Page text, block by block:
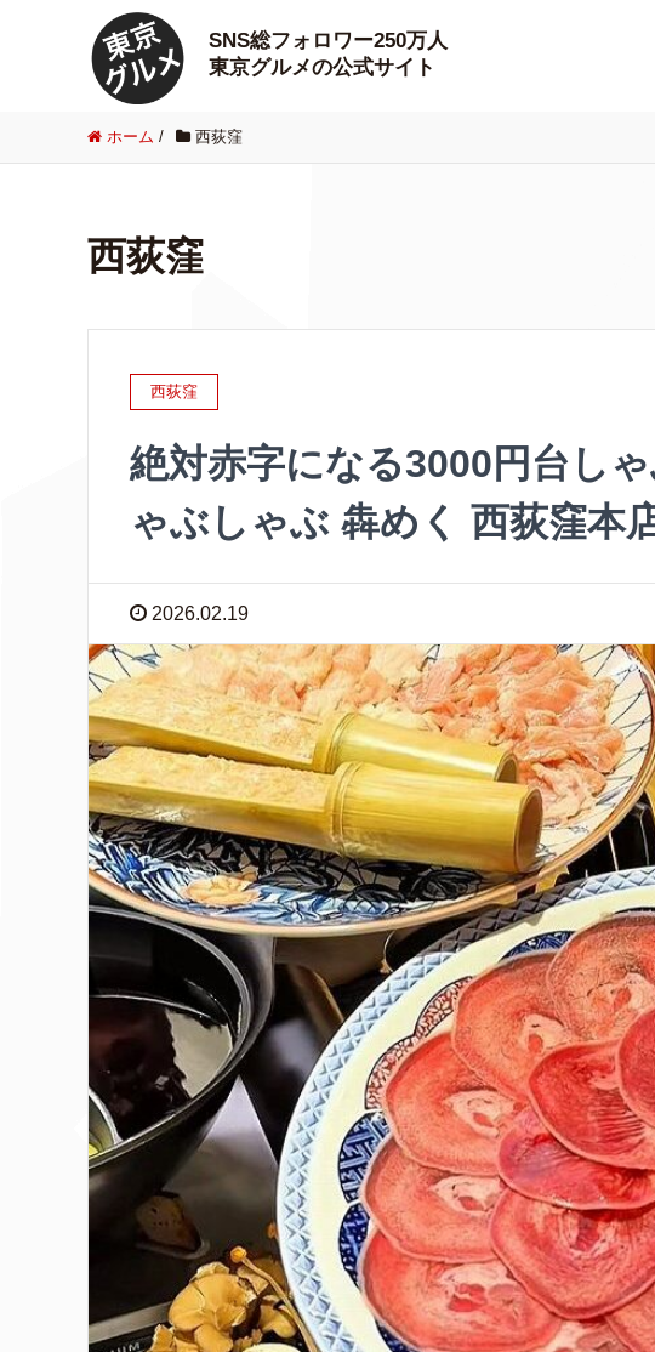
SNS総フォロワー250万人
東京グルメの公式サイト
ホーム / 西荻窪
西荻窪
西荻窪
絶対赤字になる3000円台し
ゃぶしゃぶ 犇めく 西荻窪本
2026.02.19